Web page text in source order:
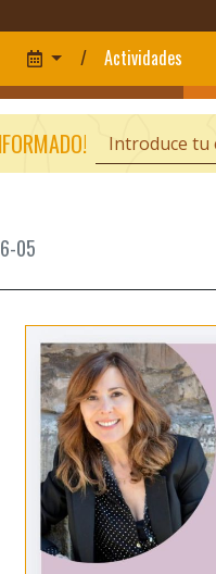
/ Actividades
05